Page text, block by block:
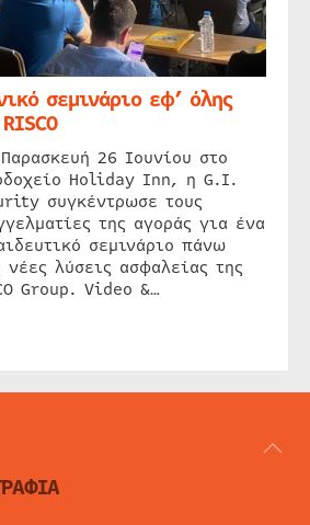
σεμινάριο εφ’ όλης
26 Ιουνίου στο
Holiday Inn, η G.I.
συγκέντρωσε τους
της αγοράς για ένα
σεμινάριο πάνω
νέες λύσεις ασφαλείας της
Group. Video &…